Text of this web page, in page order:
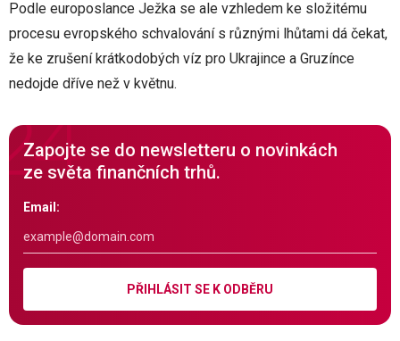
Podle europoslance Ježka se ale vzhledem ke složitému
procesu evropského schvalování s různými lhůtami dá čekat,
že ke zrušení krátkodobých víz pro Ukrajince a Gruzínce
nedojde dříve než v květnu.
Zapojte se do newsletteru o novinkách
ze světa finančních trhů.
Email:
PŘIHLÁSIT SE K ODBĚRU